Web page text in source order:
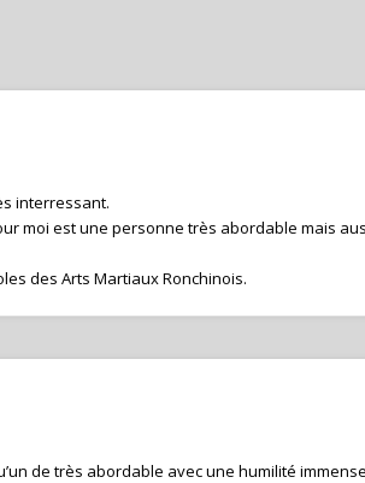
interressant.
moi est une personne très abordable mais
des Arts Martiaux Ronchinois.
de très abordable avec une humilité